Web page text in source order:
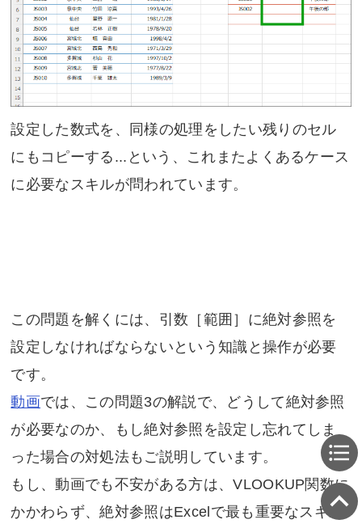
設定した数式を、同様の処理をしたい残りのセル
にもコピーする...という、これまたよくあるケース
に必要なスキルが問われています。
この問題を解くには、引数［範囲］に絶対参照を
設定しなければならないという知識と操作が必要
です。
動画では、この問題3の解説で、どうして絶対参照
が必要なのか、もし絶対参照を設定し忘れてしま
った場合の対処法もご説明しています。
もし、動画でも不安がある方は、VLOOKUP関数に
かかわらず、絶対参照はExcelで最も重要なスキル